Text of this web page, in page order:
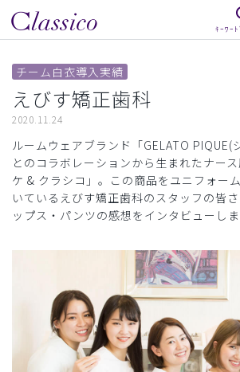
チーム白衣導入実績
えびす矯正歯科
2020.11.24
ルームウェアブランド「GELATO PIQUE(
とのコラボレーションから生まれたナー
ケ & クラシコ」。この商品をユニフォー
いているえびす矯正歯科のスタッフの皆
ップス・パンツの感想をインタビューしま